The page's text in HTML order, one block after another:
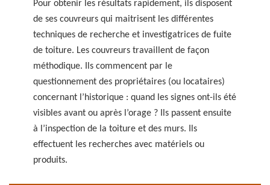
Pour obtenir les résultats rapidement, ils disposent
de ses couvreurs qui maitrisent les différentes
techniques de recherche et investigatrices de fuite
de toiture. Les couvreurs travaillent de façon
méthodique. Ils commencent par le
questionnement des propriétaires (ou locataires)
concernant l’historique : quand les signes ont-ils été
visibles avant ou après l’orage ? Ils passent ensuite
à l’inspection de la toiture et des murs. Ils
effectuent les recherches avec matériels ou
produits.